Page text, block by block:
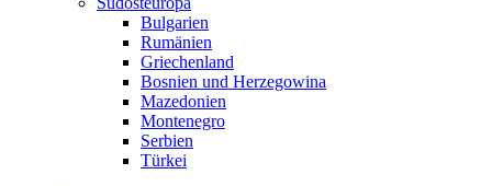
Bulgarien
Rumänien
Griechenland
Bosnien und Herzegowina
Mazedonien
Montenegro
Serbien
Türkei